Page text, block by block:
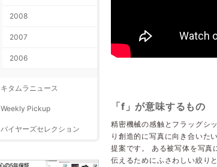
「f」が意味するもの
精密機械の感触とフラッグシ
り創造的に写真に向き合いた
提案です。 ある被写体を写真
伝えるためにふさわしい絞り
2008
2007
2006
キタムラニュース
Weekly Pickup
バイヤーズセレクション